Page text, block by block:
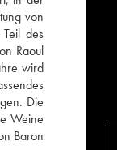
von
des
Raoul
wird
Die
Weine
Baron